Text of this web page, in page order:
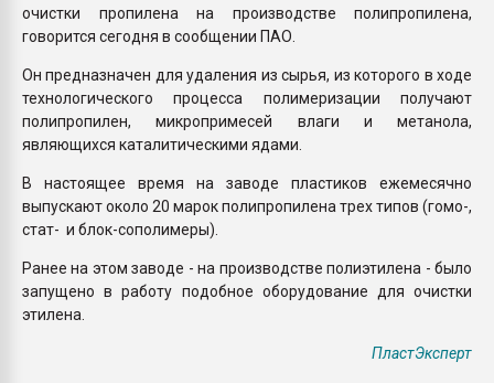
очистки пропилена на производстве полипропилена,
говорится сегодня в сообщении ПАО.
Он предназначен для удаления из сырья, из которого в ходе
технологического процесса полимеризации получают
полипропилен, микропримесей влаги и метанола,
являющихся каталитическими ядами.
В настоящее время на заводе пластиков ежемесячно
выпускают около 20 марок полипропилена трех типов (гомо-,
стат- и блок-сополимеры).
Ранее на этом заводе - на производстве полиэтилена - было
запущено в работу подобное оборудование для очистки
этилена.
ПластЭксперт